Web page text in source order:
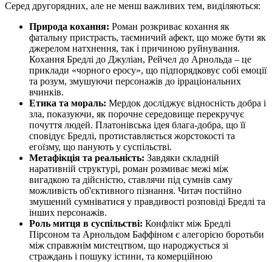
Серед другорядних, але не менш важливих тем, виділяються:
Природа кохання: Роман розкриває кохання як
фатальну пристрасть, таємничий афект, що може бути як
джерелом натхнення, так і причиною руйнування.
Кохання Бредлі до Джуліан, Рейчел до Арнольда – це
приклади «чорного еросу», що підпорядковує собі емоції
та розум, змушуючи персонажів до ірраціональних
вчинків.
Етика та мораль: Мердок досліджує відносність добра і
зла, показуючи, як порочне середовище перекручує
почуття людей. Платонівська ідея блага-добра, що її
сповідує Бредлі, протиставляється жорстокості та
егоїзму, що панують у суспільстві.
Метафікція та реальність: Завдяки складній
наративній структурі, роман розмиває межі між
вигадкою та дійсністю, ставлячи під сумнів саму
можливість об'єктивного пізнання. Читач постійно
змушений сумніватися у правдивості розповіді Бредлі та
інших персонажів.
Роль митця в суспільстві: Конфлікт між Бредлі
Пірсоном та Арнольдом Баффіном є алегорією боротьби
між справжнім мистецтвом, що народжується зі
страждань і пошуку істини, та комерційною